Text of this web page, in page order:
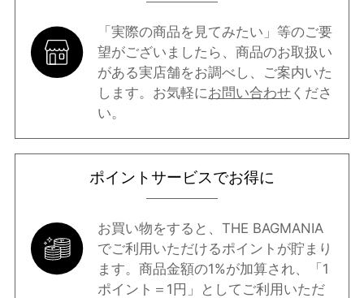
「実際の商品を見てみたい」等のご要
望がございましたら、商品のお取扱い
がある実店舗をお調べし、ご案内いた
します。お気軽にお問い合わせ くださ
い。
ポイントサービスでお得に
お買い物をすると、THE BAGMANIA
でご利用いただけるポイントが貯まり
ます。商品金額の1%が加算され、「1
ポイント＝1円」としてご利用いただ